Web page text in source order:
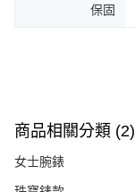
保固
商品相關分類 (2)
女士腕錶